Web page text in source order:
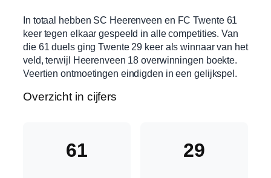
In totaal hebben SC Heerenveen en FC Twente 61
keer tegen elkaar gespeeld in alle competities. Van
die 61 duels ging Twente 29 keer als winnaar van het
veld, terwijl Heerenveen 18 overwinningen boekte.
Veertien ontmoetingen eindigden in een gelijkspel.
Overzicht in cijfers
61 29